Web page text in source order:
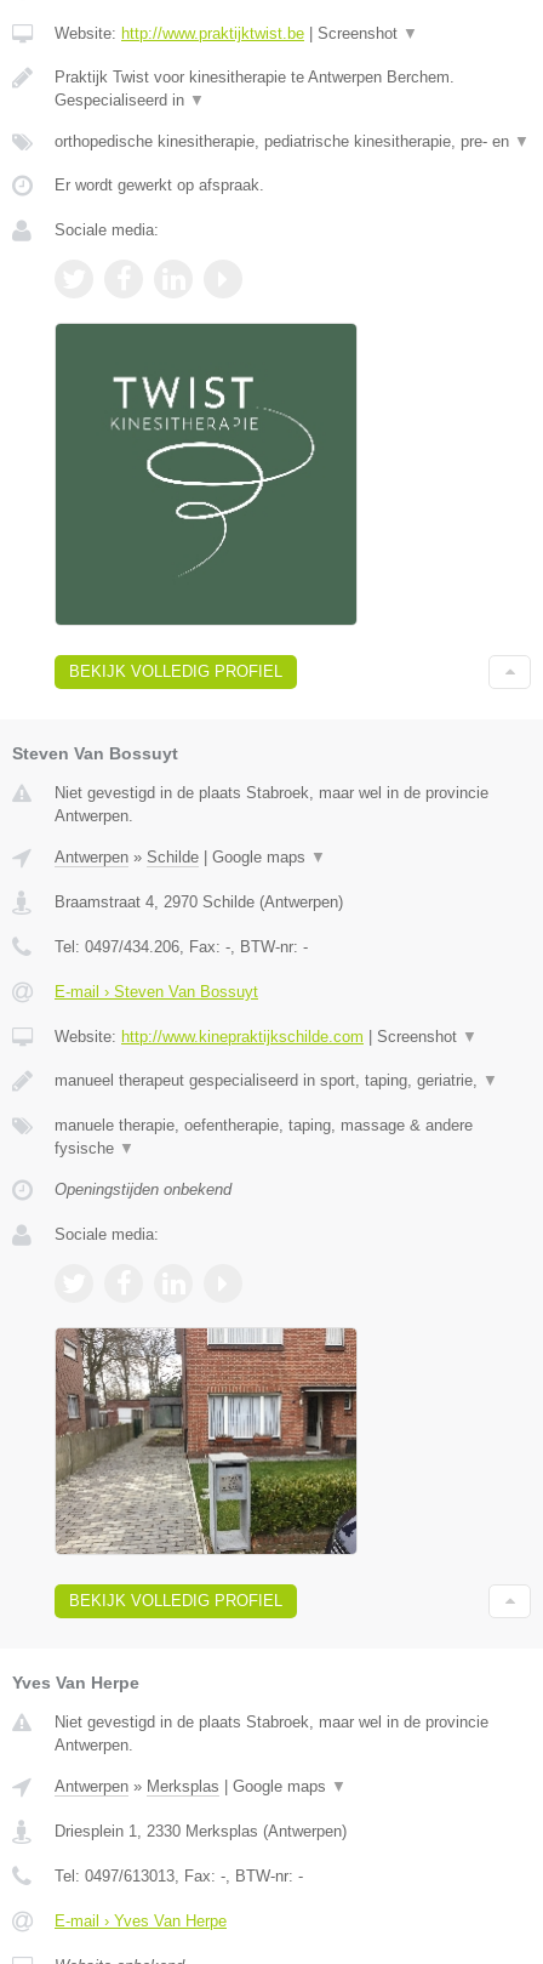
Website: http://www.praktijktwist.be Screenshot ▼
Praktijk Twist voor kinesitherapie te Antwerpen Berchem.
Gespecialiseerd in ▼
orthopedische kinesitherapie, pediatrische kinesitherapie, pre- en ▼
Er wordt gewerkt op afspraak.
Sociale media:
BEKIJK VOLLEDIG PROFIEL
Steven Van Bossuyt
Niet gevestigd in de plaats Stabroek, maar wel in de provincie
Antwerpen.
Antwerpen » Schilde Google maps ▼
Braamstraat 4, 2970 Schilde (Antwerpen)
Tel: 0497/434.206, Fax: -, BTW-nr: -
E-mail › Steven Van Bossuyt
Website: http://www.kinepraktijkschilde.com Screenshot ▼
manueel therapeut gespecialiseerd in sport, taping, geriatrie, ▼
manuele therapie, oefentherapie, taping, massage & andere
fysische ▼
Openingstijden onbekend
Sociale media:
BEKIJK VOLLEDIG PROFIEL
Yves Van Herpe
Niet gevestigd in de plaats Stabroek, maar wel in de provincie
Antwerpen.
Antwerpen » Merksplas | Google maps ▼
Driesplein 1 2330 Merksplas (Antwerpen)
Tel: 0497/613013 , Fax: - , BTW-nr: -
E-mail › Yves Van Herpe